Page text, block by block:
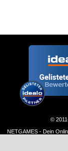
©
NETGAMES - Dein